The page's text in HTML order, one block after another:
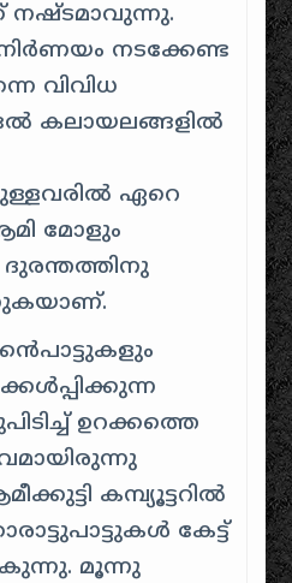
നടക്കേണ്ട
വിവിധ
കലായലങ്ങളിൽ
ഏറെ
മോളും
ഉറക്കത്തെ
കമ്പ്യൂട്ടറിൽ
കേട്ട്
മൂന്നു